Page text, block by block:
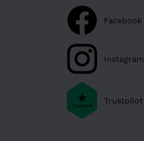
Facebook
Instagram
Trustpilot